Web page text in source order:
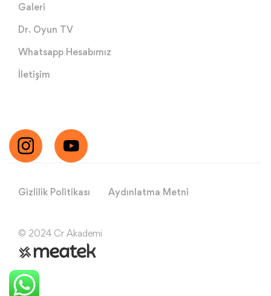
Galeri
Dr. Oyun TV
Whatsapp Hesabımız
İletişim
Gizlilik Politikası Aydınlatma Metni
© 2024 Cr Akademi